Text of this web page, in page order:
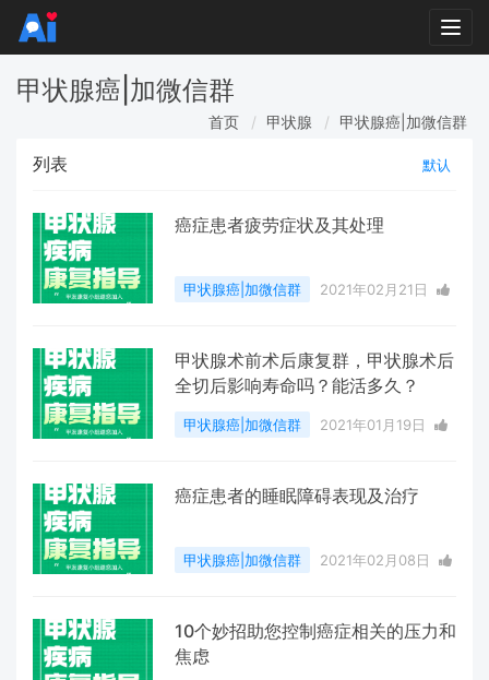
甲状腺癌|加微信群
首页 甲状腺 甲状腺癌|加微信群
列表 默认
癌症患者疲劳症状及其处理
甲状腺癌|加微信群
2021年02月21日
甲状腺术前术后康复群，甲状腺术后
全切后影响寿命吗？能活多久？
甲状腺癌|加微信群
2021年01月19日
癌症患者的睡眠障碍表现及治疗
甲状腺癌|加微信群
2021年02月08日
10个妙招助您控制癌症相关的压力和
焦虑